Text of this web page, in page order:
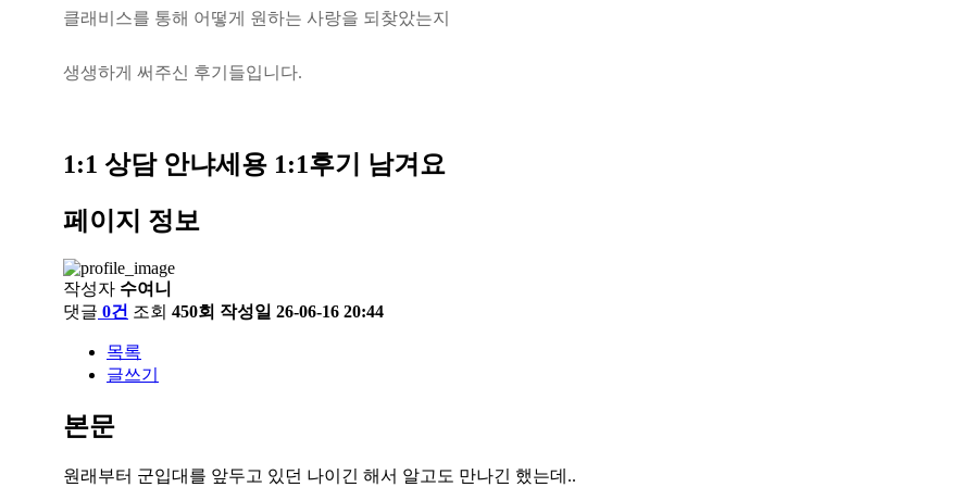
클래 비 스를 통해 어 떻게 원하는 사랑을 되 찾았는지
생생하게 써 주신 후기 들입니 다.
1:1 상담 안냐세용 1:1후기 남겨요
페이지 정보
작성자 수여니
댓글 0건 조회 450회 작성일 26-06-16 20:44
목록
글쓰기
본문
원래부터 군입대를 앞두고 있던 나이긴 해서 알고도 만나긴 했는데..